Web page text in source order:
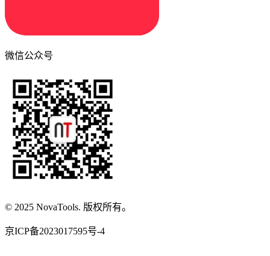
微信公众号
© 2025 NovaTools. 版权所有。
京ICP备2023017595号-4